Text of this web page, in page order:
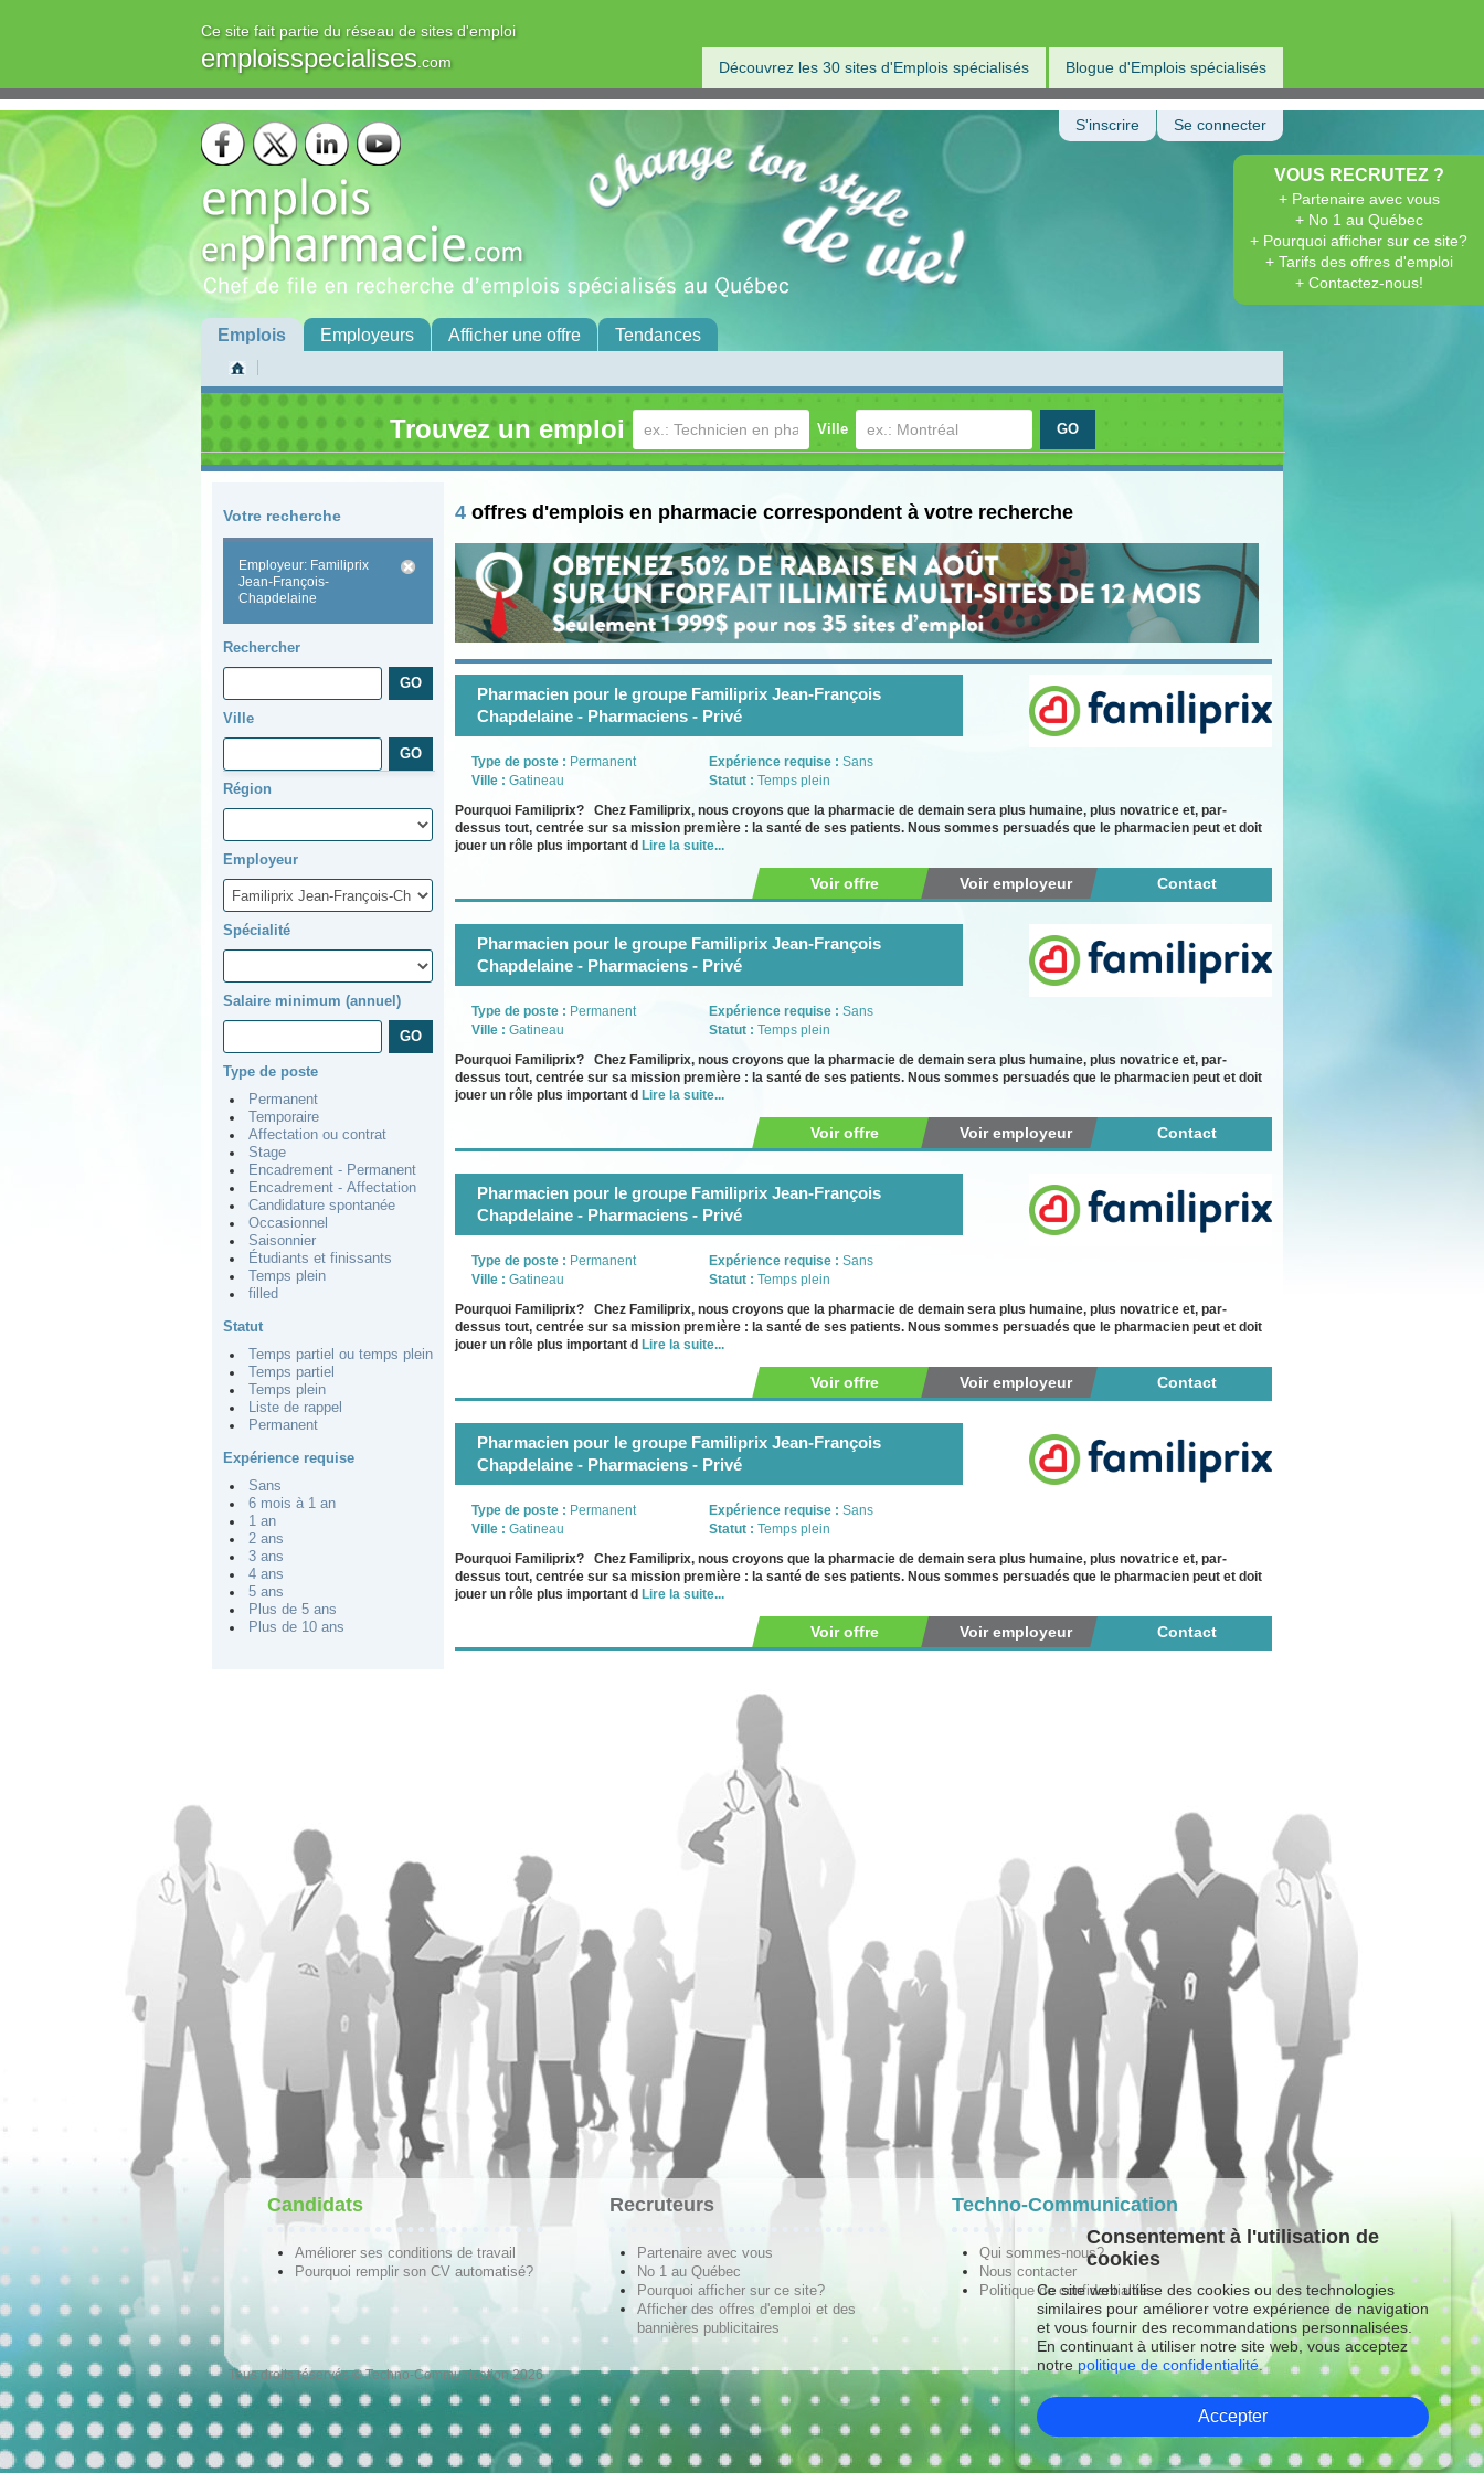
Ce site fait partie du réseau de sites d'emploi
emploisspecialises.com Découvrez les 30 sites d'Emplois spécialisés Blogue d'Emplois spécialisés
VOUS RECRUTEZ ?
+ Partenaire avec vous
+ No 1 au Québec
+ Pourquoi afficher sur ce site?
+ Tarifs des offres d'emploi
+ Contactez-nous!
S'inscrire Se connecter
Emplois Employeurs Afficher une offre Tendances
Trouvez un emploi Ville
Votre recherche
Employeur: Familiprix
Jean-François-
Chapdelaine
Rechercher
Ville
Région
Employeur
Spécialité
Salaire minimum (annuel)
Type de poste
Permanent
Temporaire
Affectation ou contrat
Stage
Encadrement - Permanent
Encadrement - Affectation
Candidature spontanée
Occasionnel
Saisonnier
Étudiants et finissants
Temps plein
filled
Statut
Temps partiel ou temps plein
Temps partiel
Temps plein
Liste de rappel
Permanent
Expérience requise
Sans
6 mois à 1 an
1 an
2 ans
3 ans
4 ans
5 ans
Plus de 5 ans
Plus de 10 ans
4 offres d'emplois en pharmacie correspondent à votre recherche
Pharmacien pour le groupe Familiprix Jean-François
Chapdelaine - Pharmaciens - Privé
Type de poste : Permanent
Ville : Gatineau
Expérience requise : Sans
Statut : Temps plein
Pourquoi Familiprix? Chez Familiprix, nous croyons que la pharmacie de demain sera plus humaine, plus novatrice et, par-
dessus tout, centrée sur sa mission première : la santé de ses patients. Nous sommes persuadés que le pharmacien peut et doit
jouer un rôle plus important d Lire la suite...
Voir offre Voir employeur Contact
Pharmacien pour le groupe Familiprix Jean-François
Chapdelaine - Pharmaciens - Privé
Type de poste : Permanent
Ville : Gatineau
Expérience requise : Sans
Statut : Temps plein
Pourquoi Familiprix? Chez Familiprix, nous croyons que la pharmacie de demain sera plus humaine, plus novatrice et, par-
dessus tout, centrée sur sa mission première : la santé de ses patients. Nous sommes persuadés que le pharmacien peut et doit
jouer un rôle plus important d Lire la suite...
Voir offre Voir employeur Contact
Pharmacien pour le groupe Familiprix Jean-François
Chapdelaine - Pharmaciens - Privé
Type de poste : Permanent
Ville : Gatineau
Expérience requise : Sans
Statut : Temps plein
Pourquoi Familiprix? Chez Familiprix, nous croyons que la pharmacie de demain sera plus humaine, plus novatrice et, par-
dessus tout, centrée sur sa mission première : la santé de ses patients. Nous sommes persuadés que le pharmacien peut et doit
jouer un rôle plus important d Lire la suite...
Voir offre Voir employeur Contact
Pharmacien pour le groupe Familiprix Jean-François
Chapdelaine - Pharmaciens - Privé
Type de poste : Permanent
Ville : Gatineau
Expérience requise : Sans
Statut : Temps plein
Pourquoi Familiprix? Chez Familiprix, nous croyons que la pharmacie de demain sera plus humaine, plus novatrice et, par-
dessus tout, centrée sur sa mission première : la santé de ses patients. Nous sommes persuadés que le pharmacien peut et doit
jouer un rôle plus important d Lire la suite...
Voir offre Voir employeur Contact
Candidats
Améliorer ses conditions de travail
Pourquoi remplir son CV automatisé?
Recruteurs
Partenaire avec vous
No 1 au Québec
Pourquoi afficher sur ce site?
Afficher des offres d'emploi et des
bannières publicitaires
Techno-Communication
Qui sommes-nous?
Nous contacter
Politique de confidentialité
Tous droits réservés © Techno-Communication 2026
Consentement à l'utilisation de
cookies
Ce site web utilise des cookies ou des technologies
similaires pour améliorer votre expérience de navigation
et vous fournir des recommandations personnalisées.
En continuant à utiliser notre site web, vous acceptez
notre politique de confidentialité.
Accepter